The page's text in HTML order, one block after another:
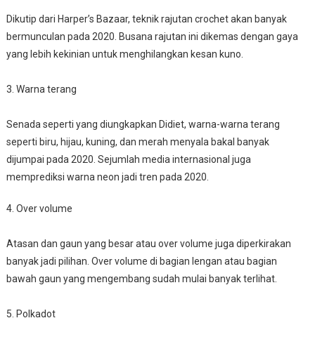
Dikutip dari Harper’s Bazaar, teknik rajutan crochet akan banyak
bermunculan pada 2020. Busana rajutan ini dikemas dengan gaya
yang lebih kekinian untuk menghilangkan kesan kuno.
3. Warna terang
Senada seperti yang diungkapkan Didiet, warna-warna terang
seperti biru, hijau, kuning, dan merah menyala bakal banyak
dijumpai pada 2020. Sejumlah media internasional juga
memprediksi warna neon jadi tren pada 2020.
4. Over volume
Atasan dan gaun yang besar atau over volume juga diperkirakan
banyak jadi pilihan. Over volume di bagian lengan atau bagian
bawah gaun yang mengembang sudah mulai banyak terlihat.
5. Polkadot